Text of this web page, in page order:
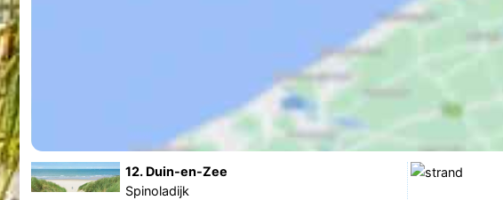
12. Duin-en-Zee
Spinoladijk